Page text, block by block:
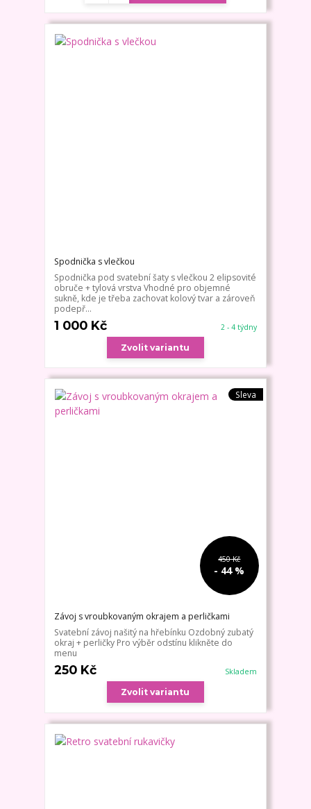
Spodnička s vlečkou
Spodnička pod svatební šaty s vlečkou 2 elipsovité
obruče + tylová vrstva Vhodné pro objemné
sukně, kde je třeba zachovat kolový tvar a zároveň
podepř...
1 000 Kč 2 - 4 týdny
Zvolit variantu
Sleva
450 Kč
- 44 %
Závoj s vroubkovaným okrajem a perličkami
Svatební závoj našitý na hřebínku Ozdobný zubatý
okraj + perličky Pro výběr odstínu klikněte do
menu
250 Kč Skladem
Zvolit variantu